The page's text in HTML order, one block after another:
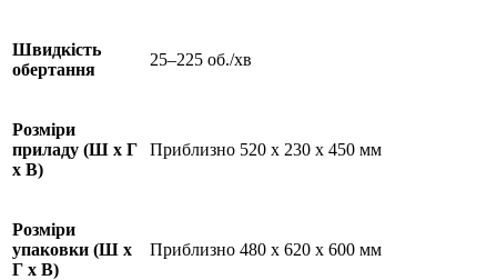
Швидкість
обертання
25–225 об./хв
Розміри
приладу (Ш х Г
х В)
Приблизно 520 x 230 x 450 мм
Розміри
упаковки (Ш х
Г х В)
Приблизно 480 x 620 x 600 мм